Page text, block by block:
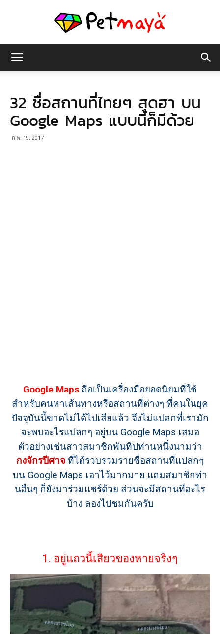
มายา
32 ชื่อสถานที่ไทยๆ สุดฮา บน
Google Maps แบบนี้ก็มีด้วย
ก.พ. 19, 2017
Google Maps ถือเป็นเครื่องมือยอดนิยมที่ใช้
สำหรับคนหาเส้นทางหรือสถานที่ต่างๆ ที่คนในยุค
ปัจจุบันนี้ขาดไม่ได้ไปเสียแล้ว จึงไม่แปลกที่เรามัก
จะพบอะไรแปลกๆ อยู่บน Google Maps เสมอ
ตัวอย่างเช่นสาวสมาชิกพันทิปท่านหนึ่งนามว่า
กงจักรปีศาจ ที่ได้รวบรวมรายชื่อสถานที่แปลกๆ
บน Google Maps เอาไว้มากมาย แถมสมาชิกท่า
นอื่นๆ ก็ยังมาร่วมแชร์ด้วย ส่วนจะมีสถานที่อะไร
บ้าง ลองไปชมกันครับ
1. อยู่แถวนี้เสียวของหายจริงๆ